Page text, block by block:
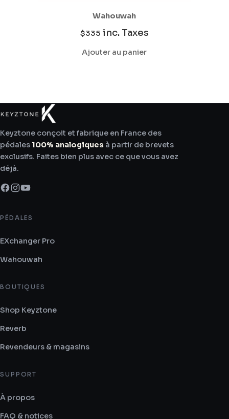
Wahouwah
$335 inc. Taxes
Ajouter au panier
Keyztone conçoit et fabrique en France des
pédales 100% analogiques à partir de brevets
exclusifs. Faites bien plus avec ce que vous avez
déjà.
PÉDALES
EXchanger Pro
Wahouwah
BOUTIQUES
Shop Keyztone
Reverb
Revendeurs & magasins
SUPPORT
À propos
FAQ & notices